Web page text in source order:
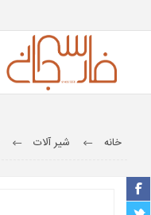
خانه شیر آلات